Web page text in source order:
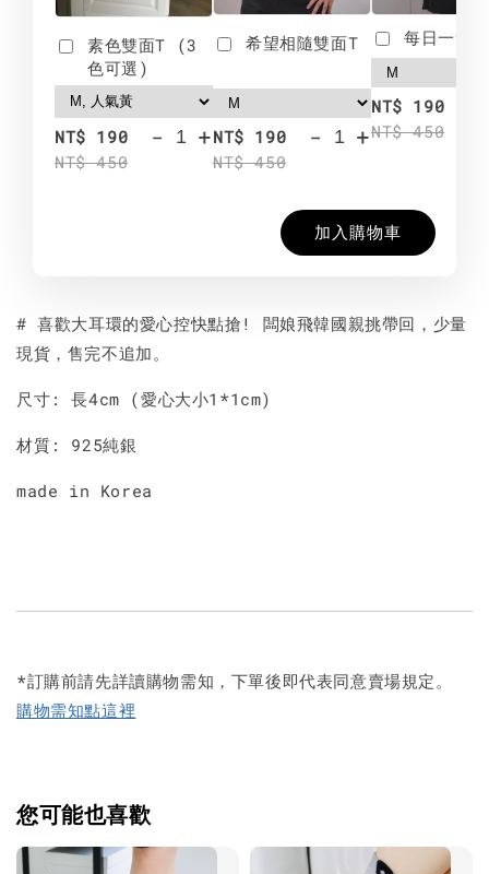
素色雙面T (3
色可選)
NT$ 190
NT$ 450
- +
希望相隨雙面T
NT$ 190
NT$ 450
- +
每日一笑
NT$ 190
NT$ 450
加入購物車
# 喜歡大耳環的愛心控快點搶! 闆娘飛韓國親挑帶回，少量
現貨，售完不追加。
尺寸: 長4cm (愛心大小1*1cm)
材質: 925純銀
made in Korea
*訂購前請先詳讀購物需知，下單後即代表同意賣場規定。
購物需知點這裡
您可能也喜歡